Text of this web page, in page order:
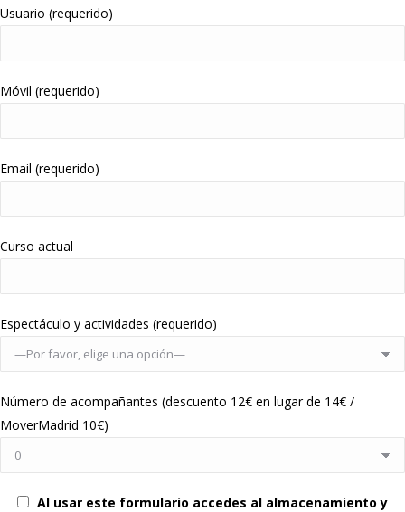
Usuario (requerido)
Móvil (requerido)
Email (requerido)
Curso actual
Espectáculo y actividades (requerido)
Número de acompañantes (descuento 12€ en lugar de 14€ /
MoverMadrid 10€)
Al usar este formulario accedes al almacenamiento y